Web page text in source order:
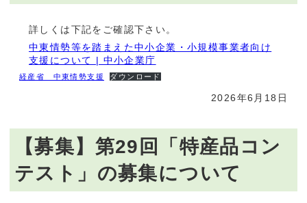
詳しくは下記をご確認下さい。
中東情勢等を踏まえた中小企業・小規模事業者向け
支援について | 中小企業庁
経産省 中東情勢支援 ダウンロード
2026年6月18日
【募集】第29回「特産品コン
テスト」の募集について